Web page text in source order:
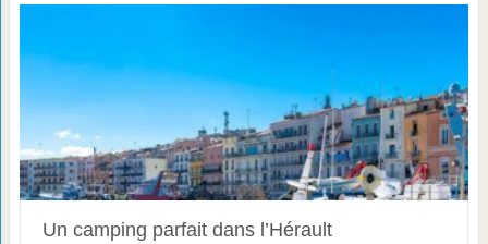
Un camping parfait dans l’Hérault